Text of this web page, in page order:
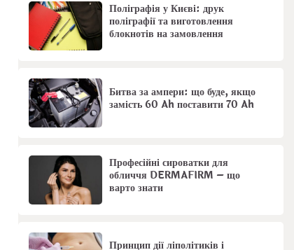
Поліграфія у Києві: друк
поліграфії та виготовлення
блокнотів на замовлення
Битва за ампери: що буде, якщо
замість 60 Ah поставити 70 Ah
Професійні сироватки для
обличчя DERMAFIRM – що
варто знати
Принцип дії ліполітиків і